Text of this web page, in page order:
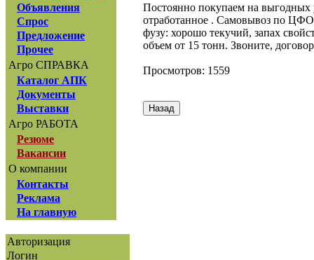
Объявления
Спрос
Предложение
Прочее
Агро СПРАВКА
Каталог АПК
Документы
Выставки
Агро РАБОТА
Резюме
Вакансии
О компании
Контакты
Реклама
На главную
Авторизация
Логин
Постоянно покупаем на выгодных
отработанное . Самовывоз по
фузу: хорошо текучий, запах
объем от 15 тонн. Звоните,
Просмотров: 1559